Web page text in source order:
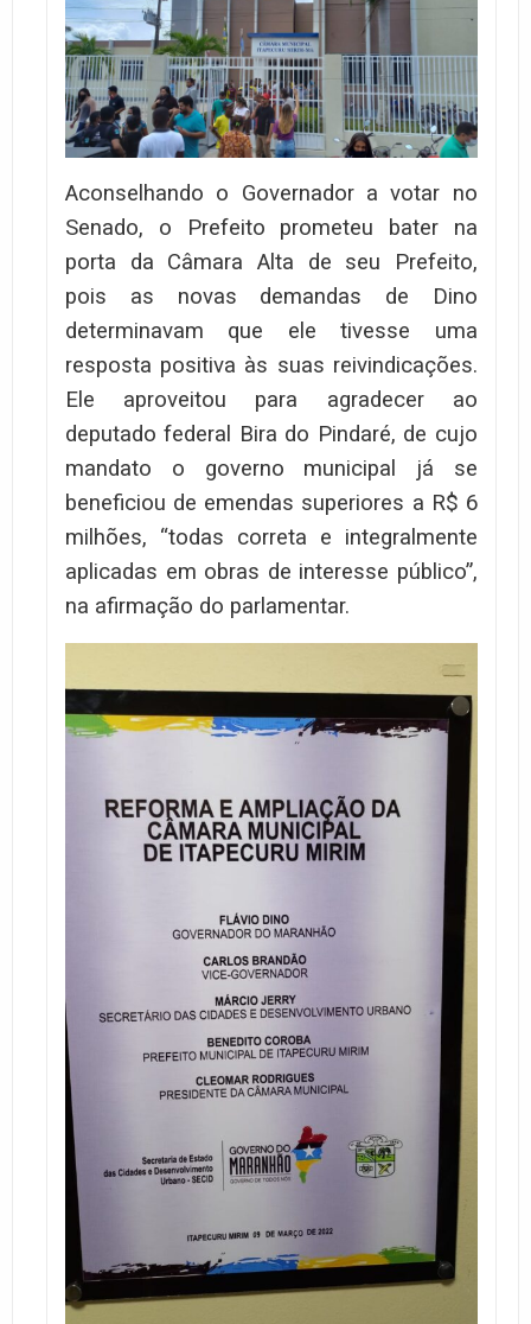
Aconselhando o Governador a votar no
Senado, o Prefeito prometeu bater na
porta da Câmara Alta de seu Prefeito,
pois as novas demandas de Dino
determinavam que ele tivesse uma
resposta positiva às suas reivindicações.
Ele aproveitou para agradecer ao
deputado federal Bira do Pindaré, de cujo
mandato o governo municipal já se
beneficiou de emendas superiores a R$ 6
milhões, “todas correta e integralmente
aplicadas em obras de interesse público”,
na afirmação do parlamentar.